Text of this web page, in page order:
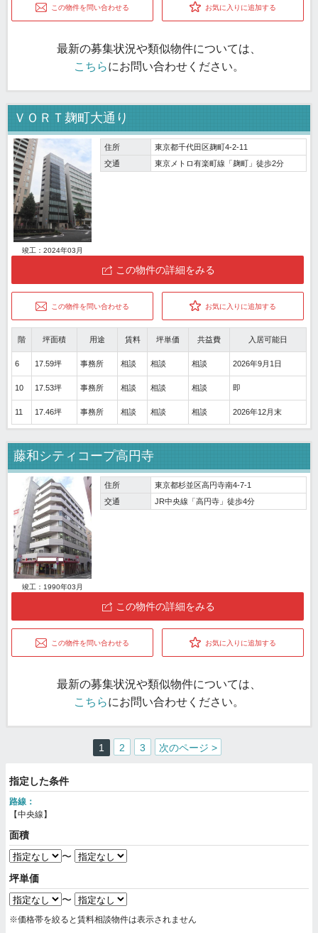
この物件を問い合わせる お気に入りに追加する
最新の募集状況や類似物件については、
こちらにお問い合わせください。
ＶＯＲＴ麹町大通り
竣工：2024年03月
住所
東京都千代田区麹町4-2-11
交通
東京メトロ有楽町線「麹町」徒歩2分
この物件の詳細をみる
この物件を問い合わせる お気に入りに追加する
階 坪面積 用途 賃料 坪単価 共益費 入居可能日
6 17.59坪 事務所 相談 相談 相談 2026年9月1日
10 17.53坪 事務所 相談 相談 相談 即
11 17.46坪 事務所 相談 相談 相談 2026年12月末
藤和シティコープ高円寺
竣工：1990年03月
住所
東京都杉並区高円寺南4-7-1
交通
JR中央線「高円寺」徒歩4分
この物件の詳細をみる
この物件を問い合わせる お気に入りに追加する
最新の募集状況や類似物件については、
こちらにお問い合わせください。
1 2 3 次のページ >
指定した条件
路線：
【中央線】
面積
〜
坪単価
〜
※価格帯を絞ると賃料相談物件は表示されません